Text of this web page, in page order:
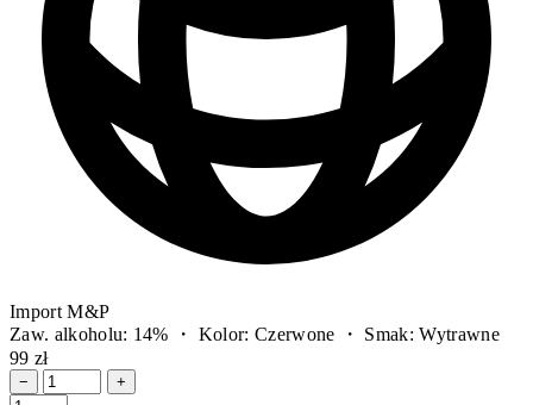
Import M&P
Zaw. alkoholu: 14% ・ Kolor: Czerwone ・ Smak: Wytrawne
99 zł
− +